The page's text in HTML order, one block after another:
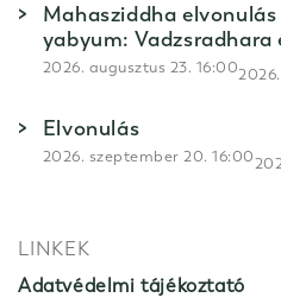
Mahasziddha
yabyum:
2026. augusztus 23. 16:00
Elvonulás
2026. szeptember 20. 16:00
LINKEK
Adatvédelmi tájékoztató